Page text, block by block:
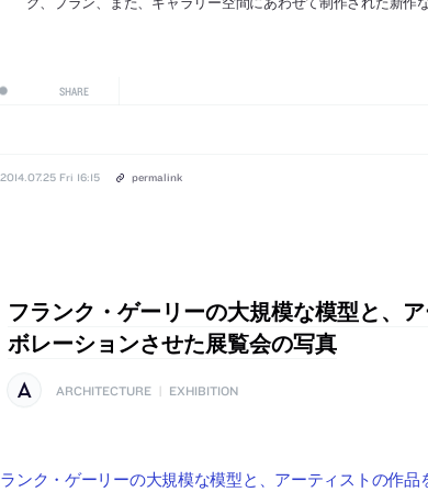
SHARE
2014.07.25 Fri 16:15 permalink
フランク・ゲーリーの大規模な模型と、
ボレーションさせた展覧会の写真
ARCHITECTURE | EXHIBITION
ンク・ゲーリーの大規模な模型と、アーティストの作